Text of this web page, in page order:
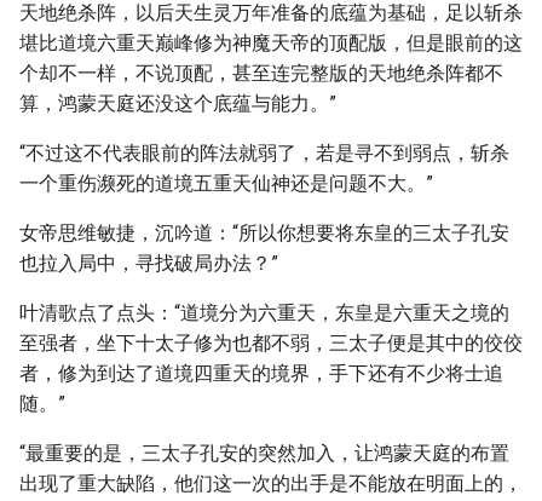
天地绝杀阵，以后天生灵万年准备的底蕴为基础，足以斩杀
堪比道境六重天巅峰修为神魔天帝的顶配版，但是眼前的这
个却不一样，不说顶配，甚至连完整版的天地绝杀阵都不
算，鸿蒙天庭还没这个底蕴与能力。”
“不过这不代表眼前的阵法就弱了，若是寻不到弱点，斩杀
一个重伤濒死的道境五重天仙神还是问题不大。”
女帝思维敏捷，沉吟道：“所以你想要将东皇的三太子孔安
也拉入局中，寻找破局办法？”
叶清歌点了点头：“道境分为六重天，东皇是六重天之境的
至强者，坐下十太子修为也都不弱，三太子便是其中的佼佼
者，修为到达了道境四重天的境界，手下还有不少将士追
随。”
“最重要的是，三太子孔安的突然加入，让鸿蒙天庭的布置
出现了重大缺陷，他们这一次的出手是不能放在明面上的，